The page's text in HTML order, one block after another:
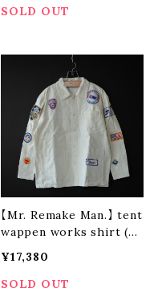
SOLD OUT
【Mr. Remake Man.】 tent
wappen works shirt (si
¥17,380
SOLD OUT